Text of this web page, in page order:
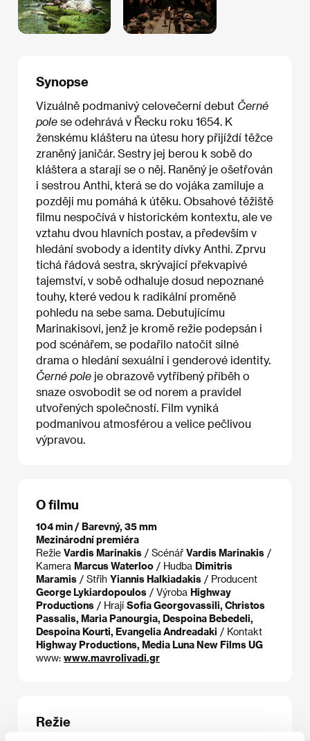
Synopse
Vizuálně podmanivý celovečerní debut Černé
pole se odehrává v Řecku roku 1654. K
ženskému klášteru na útesu hory přijíždí těžce
zraněný janičár. Sestry jej berou k sobě do
kláštera a starají se o něj. Raněný je ošetřován
i sestrou Anthi, která se do vojáka zamiluje a
později mu pomáhá k útěku. Obsahové těžiště
filmu nespočívá v historickém kontextu, ale ve
vztahu dvou hlavních postav, a především v
hledání svobody a identity dívky Anthi. Zprvu
tichá řádová sestra, skrývající překvapivé
tajemství, v sobě odhaluje dosud nepoznané
touhy, které vedou k radikální proměně
pohledu na sebe sama. Debutujícímu
Marinakisovi, jenž je kromě režie podepsán i
pod scénářem, se podařilo natočit silné
drama o hledání sexuální i genderové identity.
Černé pole je obrazově vytříbený příběh o
snaze osvobodit se od norem a pravidel
utvořených společností. Film vyniká
podmanivou atmosférou a velice pečlivou
výpravou.
O filmu
104 min / Barevný, 35 mm
Mezinárodní premiéra
Režie Vardis Marinakis / Scénář Vardis Marinakis /
Kamera Marcus Waterloo / Hudba Dimitris
Maramis / Střih Yiannis Halkiadakis / Producent
George Lykiardopoulos / Výroba Highway
Productions / Hrají Sofia Georgovassili, Christos
Passalis, Maria Panourgia, Despoina Bebedeli,
Despoina Kourti, Evangelia Andreadaki / Kontakt
Highway Productions, Media Luna New Films UG
www: www.mavrolivadi.gr
Režie